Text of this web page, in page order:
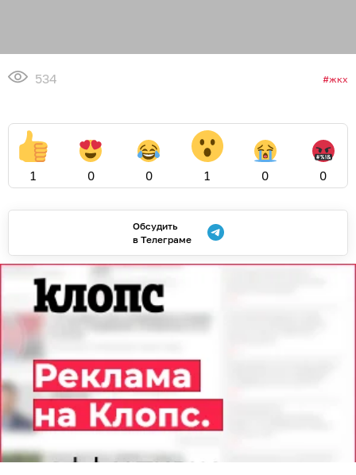
534 жкх
1 0 0 1 0 0
Обсудить
в Телеграме